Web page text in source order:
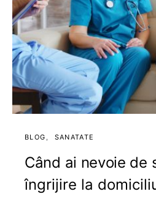
BLOG SANATATE
Când ai nevoie de
îngrijire la